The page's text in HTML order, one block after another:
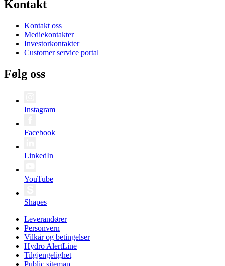
Kontakt
Kontakt oss
Mediekontakter
Investorkontakter
Customer service portal
Følg oss
Instagram
Facebook
LinkedIn
YouTube
Shapes
Leverandører
Personvern
Vilkår og betingelser
Hydro AlertLine
Tilgjengelighet
Public sitemap